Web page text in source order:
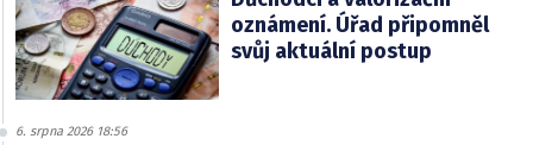
oznámení. Úřad připomněl
svůj aktuální postup
6. srpna 2026 18:56